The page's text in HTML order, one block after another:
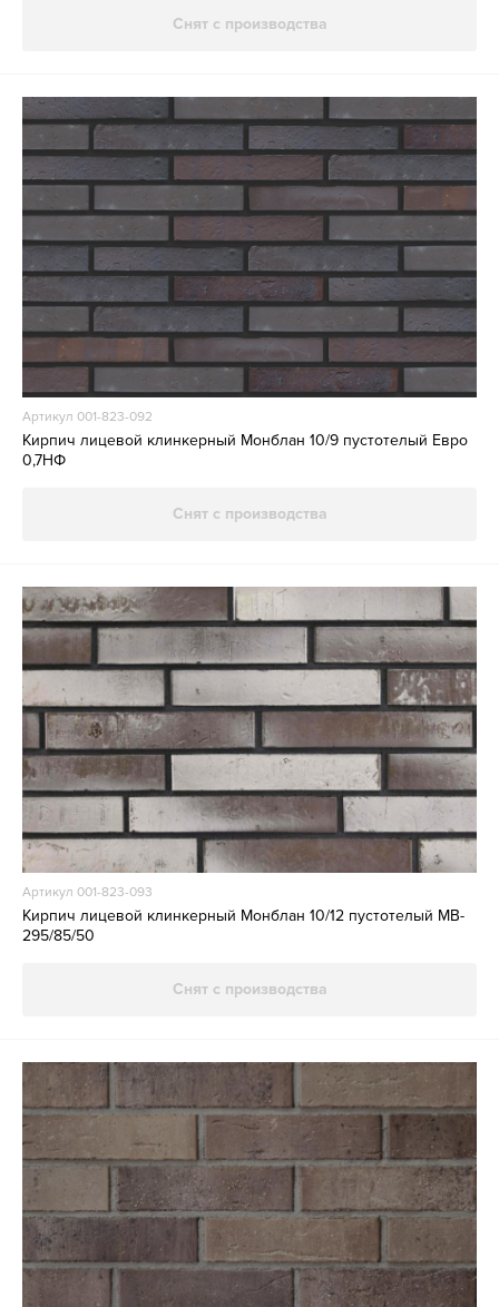
Снят с производства
Артикул 001-823-092
Кирпич лицевой клинкерный Монблан 10/9 пустотелый Евро
0,7НФ
Снят с производства
Артикул 001-823-093
Кирпич лицевой клинкерный Монблан 10/12 пустотелый MB-
295/85/50
Снят с производства